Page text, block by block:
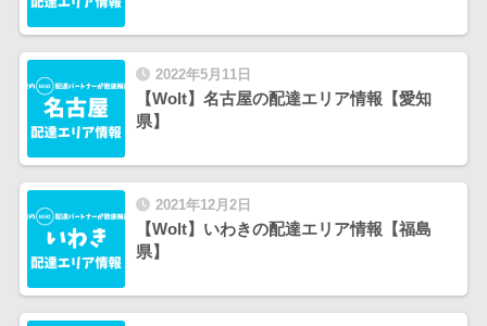
2022年5月11日
【Wolt】名古屋の配達エリア情報【愛知
県】
2021年12月2日
【Wolt】いわきの配達エリア情報【福島
県】